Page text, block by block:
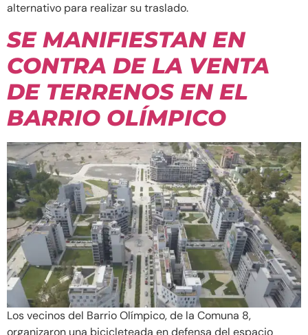
alternativo para realizar su traslado.
SE MANIFIESTAN EN
CONTRA DE LA VENTA
DE TERRENOS EN EL
BARRIO OLÍMPICO
Los vecinos del Barrio Olímpico, de la Comuna 8,
organizaron una bicicleteada en defensa del espacio